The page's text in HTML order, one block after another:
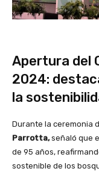
Apertura del
2024:
la
Durante la ceremonia
Parrotta,señaló que
de 95 años,
sostenible de los